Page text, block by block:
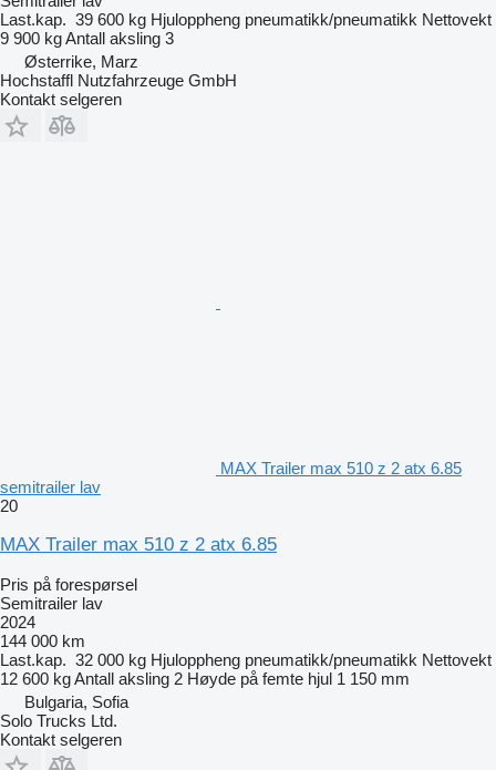
Last.kap. 39 600 kg Hjuloppheng pneumatikk/pneumatikk Nettovekt
9 900 kgAntall aksling 3
Østerrike, Marz
Hochstaffl Nutzfahrzeuge GmbH
Kontakt selgeren
MAX Trailer max 510 z 2 atx 6.85
semitrailer lav
20
MAX Trailer max 510 z 2 atx 6.85
Pris på forespørsel
Semitrailer lav
2024
144 000 km
Last.kap. 32 000 kg Hjuloppheng pneumatikk/pneumatikk Nettovekt
12 600 kgAntall aksling 2 Høyde på femte hjul 1 150 mm
Bulgaria, Sofia
Solo Trucks Ltd.
Kontakt selgeren